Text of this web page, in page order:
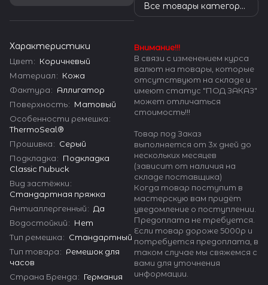
Характеристики
Цвет: Коричневый
Материал: Кожа
Фактура: Аллигатор
Поверхность: Матовый
Особенности ремешка:
ThermoSeal®
Прошивка: Серый
Подкладка: Подкладка
Classic Nubuck
Вид застёжки:
Стандартная пряжка
Антиаллергенный: Да
Водостойкий: Нет
Тип ремешка: Стандартный
Тип товара: Ремешок для
часов
Страна Бренда: Германия
Все товары категории
Внимание!!!
В связи с изменением курса
валют на товары, которые
отсутствуют на складе и
имеют статус "ПОД ЗАКАЗ"
может отличаться
стоимость!!!
Товар под Заказ
выполняется от 3х дней до
нескольких месяцев
(зависит от наличия на
складе поставщика)
Когда товар поступит в
мастерскую вам придёт
уведомление о поступлении.
Предоплата не требуется.
Если товар дороже 5000р и
потребуется предоплата, в
таком случае мы свяжемся с
вами для уточнения
информации.